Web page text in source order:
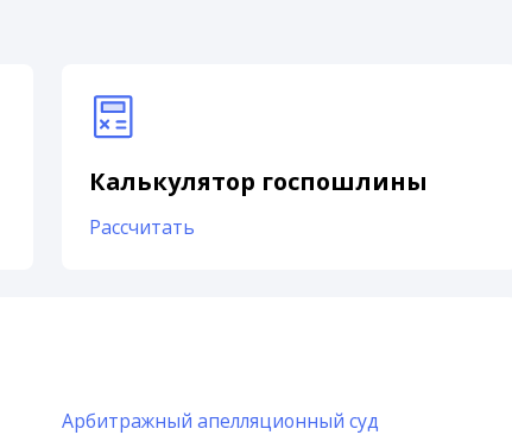
Калькулятор госпошлины
Рассчитать
Арбитражный апелляционный суд